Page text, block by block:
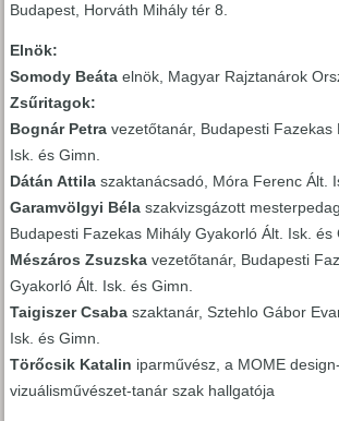
Budapest, Horváth Mihály tér 8.
Elnök:
Somody Beáta elnök, Magyar Rajztanárok
Zsűritagok:
Bognár Petra vezetőtanár, Budapesti Fazekas
Isk. és Gimn.
Dátán Attila szaktanácsadó, Móra Ferenc Ált.
Garamvölgyi Béla szakvizsgázott
Budapesti Fazekas Mihály Gyakorló Ált. Isk. és
Mészáros Zsuzska vezetőtanár, Budapesti
Gyakorló Ált. Isk. és Gimn.
Taigiszer Csaba szaktanár, Sztehlo Gábor
Isk. és Gimn.
Törőcsik Katalin iparművész, a MOME
vizuálisművészet-tanár szak hallgatója